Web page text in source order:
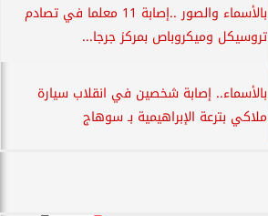
بالأسماء والصور ..إصابة 11 معلما في تصادم
تروسيكل وميكروباص بمركز جرجا...
بالأسماء.. إصابة شخصين في انقلاب سيارة
ملاكي بترعة الإبراهيمية بـ سوهاج